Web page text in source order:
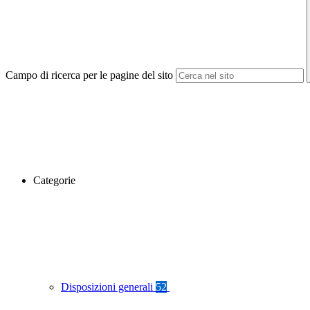
Campo di ricerca per le pagine del sito
Categorie
Disposizioni generali 52